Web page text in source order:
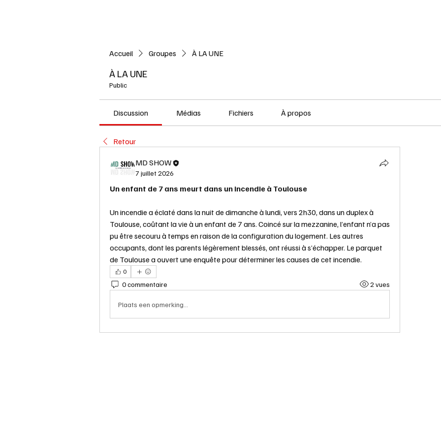
Accueil Groupes À LA UNE
À LA UNE
Public
Discussion Médias Fichiers À propos
Retour
MD SHOW
7 juillet 2026
Un enfant de 7 ans meurt dans un incendie à Toulouse
Un incendie a éclaté dans la nuit de dimanche à lundi, vers 2h30, dans un duplex à
Toulouse, coûtant la vie à un enfant de 7 ans. Coincé sur la mezzanine, l’enfant n’a pas
pu être secouru à temps en raison de la configuration du logement. Les autres
occupants, dont les parents légèrement blessés, ont réussi à s’échapper. Le parquet
de Toulouse a ouvert une enquête pour déterminer les causes de cet incendie.
0
0 commentaire 2 vues
Plaats een opmerking...